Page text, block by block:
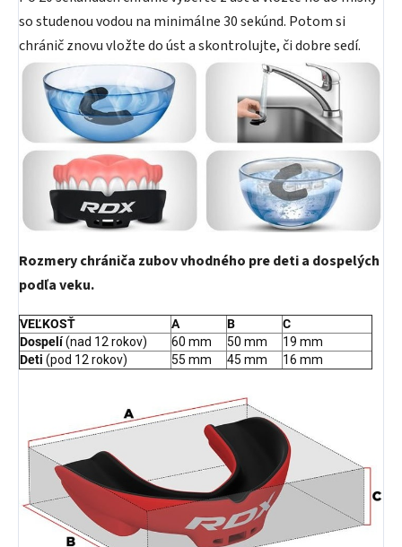
so studenou vodou na minimálne 30 sekúnd. Potom si
chránič znovu vložte do úst a skontrolujte, či dobre sedí.
Rozmery chrániča zubov vhodného pre deti a dospelých
podľa veku.
VEĽKOSŤ A B
C
Dospelí(nad 12 rokov) 60 mm 50 mm
19 mm
Deti (pod 12 rokov) 55 mm 45 mm 16 mm